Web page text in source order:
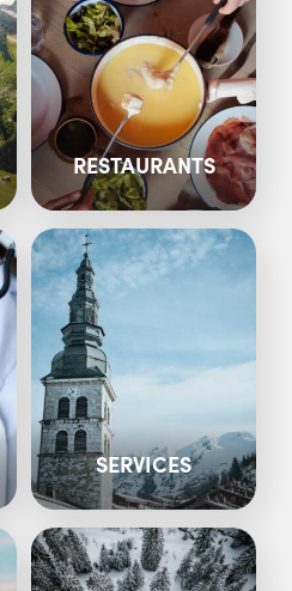
RESTAURANTS
SERVICES